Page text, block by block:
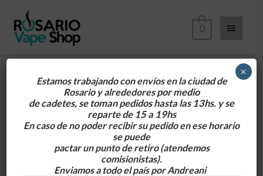
contenido
0
Grape
Estamos trabajando con envíos en la ciudad de
Rosario y alrededorespor medio
de cadetes, se toman pedidos hasta las 13hs. y se
reparte de 15 a 19hs
En caso de no poder recibir su pedido en ese horario
se puede
pactar un punto de retiro(atendemos
comisionistas).
Enviamos a todo el país por Andreani
×